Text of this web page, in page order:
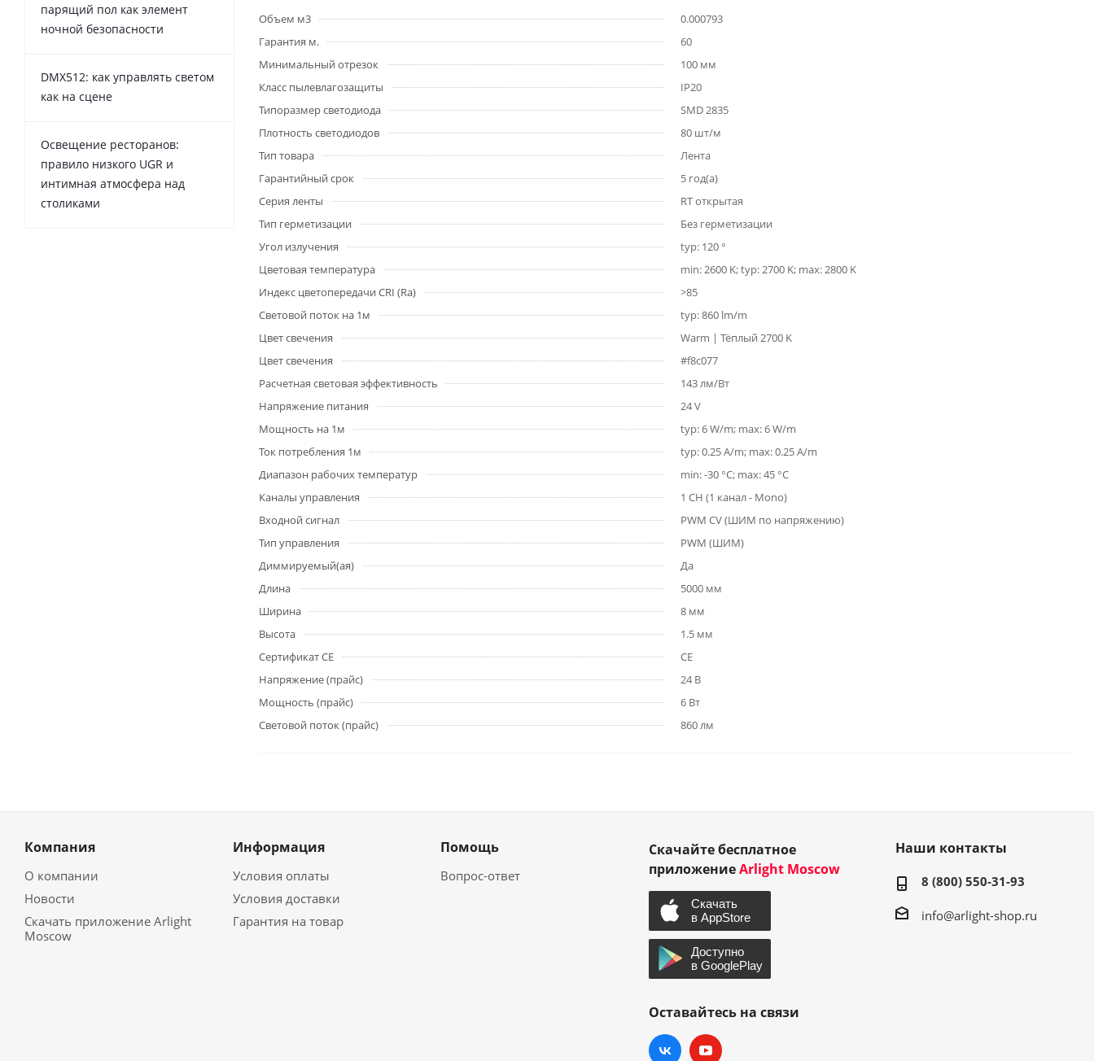
Объем м3
0.000793
Гарантия м.
60
Минимальный отрезок
100 мм
Класс пылевлагозащиты
IP20
Типоразмер светодиода
SMD 2835
Плотность светодиодов
80 шт/м
Тип товара
Лента
Гарантийный срок
5 год(а)
Серия ленты
RT открытая
Тип герметизации
Без герметизации
Угол излучения
typ: 120 °
Цветовая температура
min: 2600 K; typ: 2700 K; max: 2800 K
Индекс цветопередачи CRI (Ra)
>85
Световой поток на 1м
typ: 860 lm/m
Цвет свечения
Warm | Тёплый 2700 K
Цвет свечения
#f8c077
Расчетная световая эффективность
143 лм/Вт
Напряжение питания
24 V
Мощность на 1м
typ: 6 W/m; max: 6 W/m
Ток потребления 1м
typ: 0.25 A/m; max: 0.25 A/m
Диапазон рабочих температур
min: -30 °C; max: 45 °C
Каналы управления
1 CH (1 канал - Mono)
Входной сигнал
PWM СV (ШИМ по напряжению)
Тип управления
PWM (ШИМ)
Диммируемый(ая)
Да
Длина
5000 мм
Ширина
8 мм
Высота
1.5 мм
Сертификат CE
CE
Напряжение (прайс)
24 В
Мощность (прайс)
6 Вт
Световой поток (прайс)
860 лм
парящий пол как элемент
ночной безопасности
DMX512: как управлять светом
как на сцене
Освещение ресторанов:
правило низкого UGR и
интимная атмосфера над
столиками
Компания
О компании
Новости
Скачать приложение Arlight
Moscow
Информация
Условия оплаты
Условия доставки
Гарантия на товар
Помощь
Вопрос-ответ
Скачайте бесплатное
приложениеArlight Moscow
Оставайтесь на связи
Наши контакты
8 (800) 550-31-93
info@arlight-shop.ru